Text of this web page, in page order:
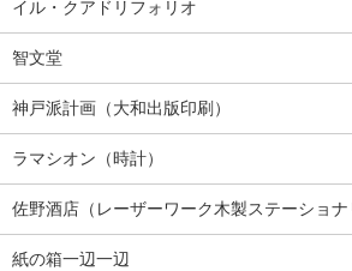
イル・クアドリフォリオ
智文堂
神戸派計画（大和出版印刷）
ラマシオン（時計）
佐野酒店（レーザーワーク木製ステーショナ
紙の箱一辺一辺